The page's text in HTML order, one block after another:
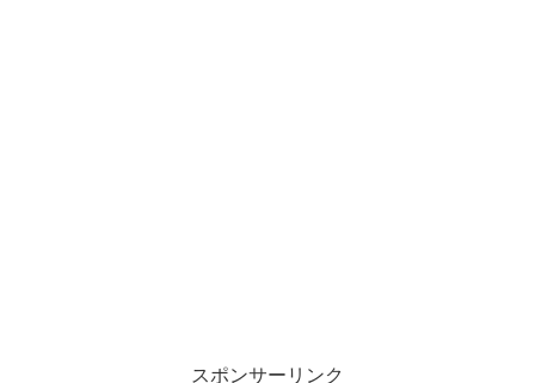
スポンサーリンク